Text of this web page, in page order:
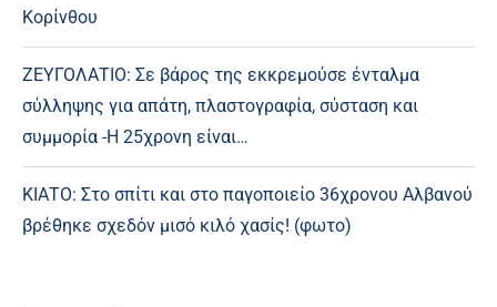
Κορίνθου
ΖΕΥΓΟΛΑΤΙΟ: Σε βάρος της εκκρεμούσε ένταλμα
σύλληψης για απάτη, πλαστογραφία, σύσταση και
συμμορία -Η 25χρονη είναι…
ΚΙΑΤΟ: Στο σπίτι και στο παγοποιείο 36χρονου Αλβανού
βρέθηκε σχεδόν μισό κιλό χασίς! (φωτο)